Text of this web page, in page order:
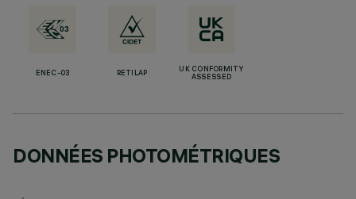
ENEC-03 RETILAP
UK CONFORMITY
ASSESSED
DONNÉES PHOTOMÉTRIQUES